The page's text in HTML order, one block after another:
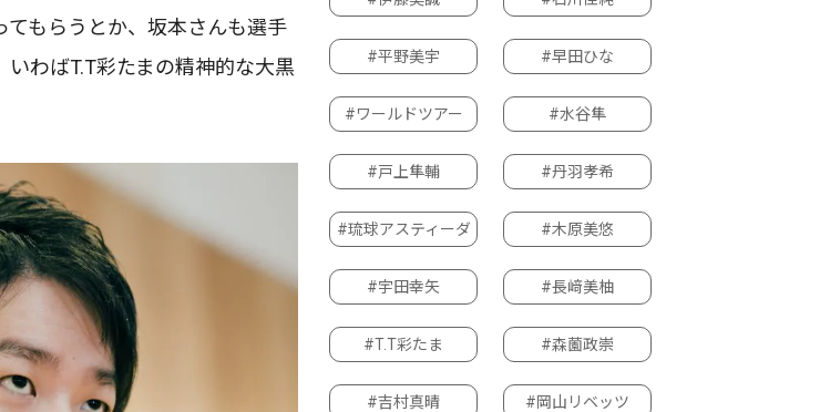
もらうとか、坂本さんも選手
わばT.T彩たまの精神的な大黒
#平野美宇 #早田ひな
#ワールドツアー #水谷隼
#戸上隼輔 #丹羽孝希
#琉球アスティーダ #木原美悠
#宇田幸矢 #長﨑美柚
#T.T彩たま #森薗政崇
#吉村真晴 #岡山リベッツ